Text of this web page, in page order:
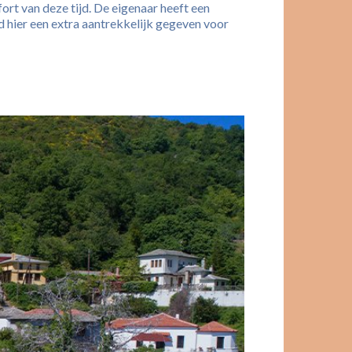
van deze tijd. De eigenaar heeft een
hier een extra aantrekkelijk gegeven voor